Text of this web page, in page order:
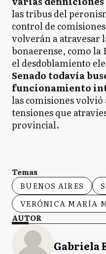
las tribus del
control de
volverán a atravesar
bonaerense, como la
el desdoblamiento
Senado todavía
funcionamiento
las comisiones volvió
tensiones que
provincial.
Temas
BUENOS AIRES
VERÓNICA MARÍA
AUTOR
Gabriela